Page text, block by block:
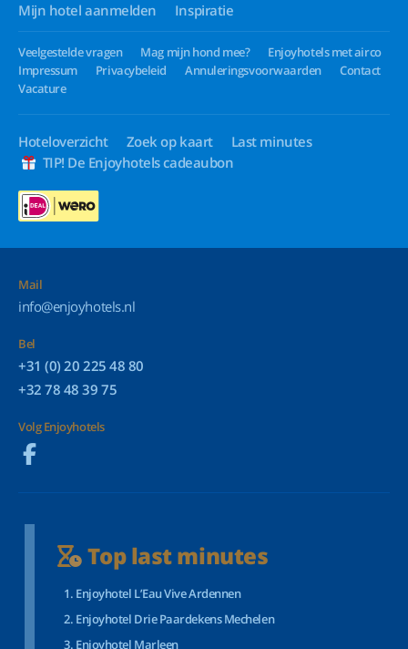
Mijn hotel aanmelden
Inspiratie
Veelgestelde vragen Mag mijn hond mee?
Enjoyhotels met airco
Impressum
Privacybeleid Annuleringsvoorwaarden
Contact
Vacature
Hoteloverzicht Zoek op kaart
Last minutes
TIP! De Enjoyhotels cadeaubon
Mail
info@enjoyhotels.nl
Bel
+31 (0) 20 225 48 80
+32 78 48 39 75
Volg Enjoyhotels
Top last minutes
Enjoyhotel L’Eau Vive Ardennen
Enjoyhotel Drie Paardekens Mechelen
Enjoyhotel Marleen